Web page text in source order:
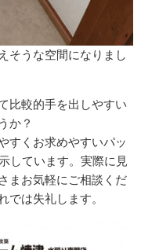
そうな空間になりまし
比較的手を出しやすい
か？
すくお求めやすいパッ
しています。実際に見
まお気軽にご相談くだ
では失礼します。